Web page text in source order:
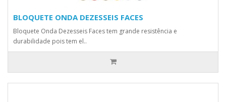
BLOQUETE ONDA DEZESSEIS FACES
Bloquete Onda Dezesseis Faces tem grande resistência e
durabilidade pois tem el..